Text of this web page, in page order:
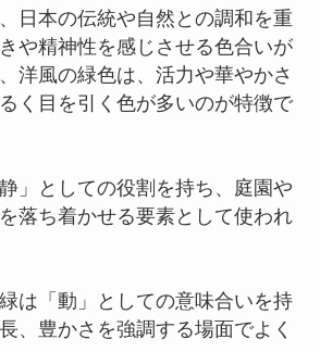
日本の伝統や自然との調和を重
や精神性を感じさせる色合いが
洋風の緑色は、活力や華やかさ
く目を引く色が多いのが特徴で
」としての役割を持ち、庭園や
落ち着かせる要素として使われ
は「動」としての意味合いを持
、豊かさを強調する場面でよく